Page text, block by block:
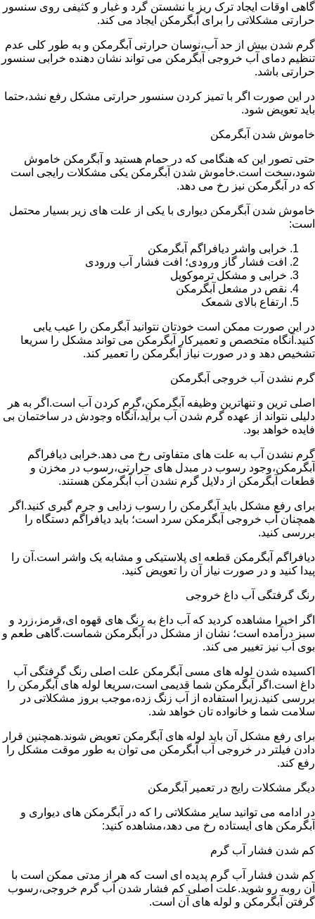
گاهی اوقات ایجاد ترک ریز یا نشستن گرد و غبار و کثیفی روی سنسور
حرارتی مشکلاتی را برای آبگرمکن ایجاد می کند.
گرم شدن بیش از حد آب،نوسان حرارتی آبگرمکن و به طور کلی عدم
تنظیم دمای آب خروجی آبگرمکن می تواند نشان دهنده خرابی سنسور
حرارتی باشد.
در این صورت اگر با تمیز کردن سنسور حرارتی مشکل رفع نشد،حتما
باید تعویض شود.
خاموش شدن آبگرمکن
حتی تصور این که هنگامی که در حمام هستید و آبگرمکن خاموش
شود،سخت است.خاموش شدن آبگرمکن یکی مشکلات رایجی است
که در آبگرمکن نیز رخ می دهد.
خاموش شدن آبگرمکن دیواری با یکی از علت های زیر بسیار محتمل
است:
خرابی واشر دیافراگم آبگرمکن
افت فشار گاز ورودی؛ افت فشار آب ورودی
خرابی و مشکل ترموکوپل
نقص در مشعل آبگرمکن
ارتفاع بالای شمعک
در این صورت ممکن است خودتان نتوانید آبگرمکن را عیب یابی
کنید.آنگاه متخصص و تعمیرکار آبگرمکن می تواند مشکل را سریعا
تشخیص دهد و در صورت نیاز آبگرمکن را تعمیر کند.
گرم نشدن آب خروجی آبگرمکن
اصلی ترین و تنهاترین وظیفه آبگرمکن،گرم کردن آب است.اگر به هر
دلیلی نتواند از عهده گرم شدن آب برآید،آنگاه وجودش در ساختمان بی
فایده خواهد بود.
گرم نشدن آب به علت های متفاوتی رخ می دهد.خرابی دیافراگم
آبگرمکن،وجود رسوب در مبدل های حرارتی،رسوب در مخزن و
قطعات آبگرمکن از دلایل گرم نشدن آب آبگرمکن هستند.
برای رفع مشکل باید آبگرمکن را رسوب زدایی و جرم گیری کنید.اگر
همچنان آب خروجی آبگرمکن سرد است؛ باید دیافراگم دستگاه را
بررسی کنید.
دیافراگم آبگرمکن قطعه ای پلاستیکی و مشابه یک واشر است.آن را
پیدا کنید و در صورت نیاز آن را تعویض کنید.
رنگ گرفتگی آب داغ خروجی
اگر اخیرا مشاهده کردید که آب داغ به رنگ های قهوه ای،قرمز،زرد و
سبز درآمده است؛ نشان از مشکل در آبگرمکن شماست.گاهی طعم و
بوی آب نیز تغییر می کند.
اکسیده شدن لوله های مسی آبگرمکن علت اصلی رنگ گرفتگی آب
داغ است.اگر آبگرمکن شما قدیمی است،سریعا لوله های آبگرمکن را
بررسی کنید.زیرا استفاده از آب زنگ زده،موجب بروز مشکلاتی در
سلامت شما و خانواده تان خواهد شد.
برای رفع مشکل آن باید لوله های آبگرمکن تعویض شوند.همچنین قرار
دادن فیلتر در خروجی آب آبگرمکن می توان به طور موقت مشکل را
رفع کند.
دیگر مشکلات رایج در تعمیر آبگرمکن
در ادامه می توانید سایر مشکلاتی را که در آبگرمکن های دیواری و
آبگرمکن های ایستاده رخ می دهد،مشاهده کنید:
کم شدن فشار آب گرم
کم شدن فشار آب گرم پدیده ای است که هر از مدتی ممکن است با
آن روبه رو شوید.علت اصلی کم فشار شدن آب گرم خروجی،رسوب
گرفتن آبگرمکن و لوله های آن است.